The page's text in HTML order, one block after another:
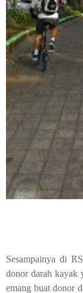
Sesampainya di
donor darah
emang buat donor